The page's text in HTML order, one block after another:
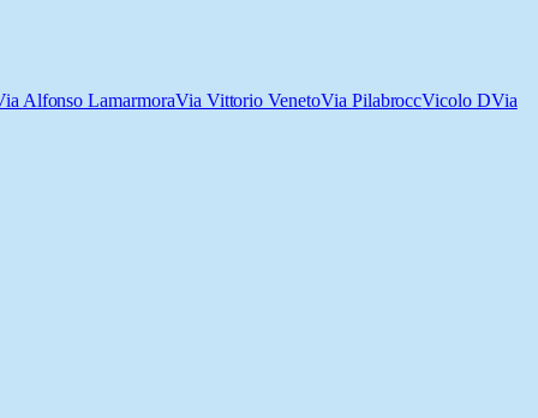
Alfonso LamarmoraVia Vittorio VenetoVia PilabroccVicolo DVia